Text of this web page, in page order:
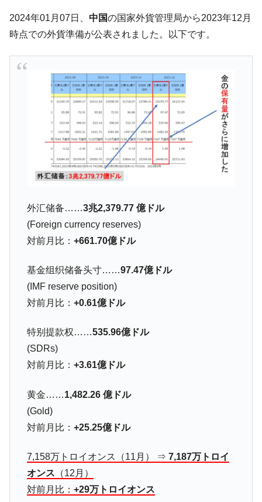
『Money1』
【韓国の外貨準備】2026年07月は4,279億ド
ーにウソのデータを入力したのは明白だ」
『Money1』
韓国･李在明さっそく不動産対策で浅薄な発
『Money1』
韓国は「中国と同じく」投資に不適格な国
『Money1』
『韓国銀行』が「金の保有量を増やしま
す」⇒「金を経由するドル入手」手段ではないのか？
『Money1』
韓国･外為取引量「1日当たり1,214.4億ド
『Money1』
韓国･帰ってきた李在明。李在明を支持しな
い「50.5％」に上昇
『Money1』
韓国大統領府ボンクラ政策室長が告発され
『Money1』
韓国･警察職員が「丸刈りになって抗議活
動」
国の過剰生産が世界を蝕む。
『Money1』
種は全般的「不調」⇒ PSIが示す現況は決して良くない。
ン』1人当たり賠償10万ウォンを認定 ⇒ 総額3兆7,000億
『Money1』
『Money1』
韓国型イージス搭載の次世代駆逐艦
【対日本円】ウォン安が急進！ 日米の協調
に韓国がいっちょがみしたのでは。
『Money1』 韓国政府『BYD』車への補助金を全廃 ⇒ 実
2024年01月07日、 中国の国家外貨管理局から2023年12月
時点での外貨準備が公表されました。以下です。
外汇储备……3兆2,379.77 億ドル
(Foreign currency reserves)
対前月比： +661.70億ドル
基金组织储备头寸……97.47億ドル
(IMF reserve position)
対前月比： +0.61億ドル
特别提款权……535.96億ドル
(SDRs)
対前月比： +3.61億ドル
黄金……1,482.26 億ドル
(Gold)
対前月比： +25.25億ドル
7,158万トロイオンス（11月） ⇒ 7,187万トロイ
オンス （12月）
対前月比： +29万トロイオンス